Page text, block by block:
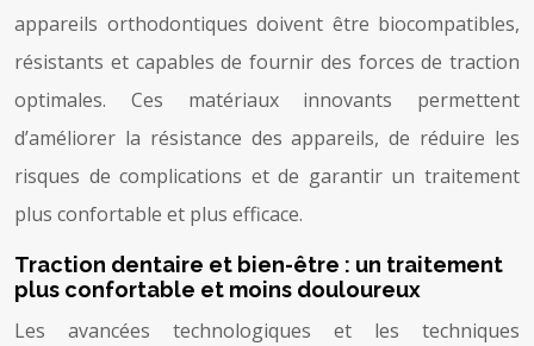
appareils orthodontiques doivent être biocompatibles,
résistants et capables de fournir des forces de traction
optimales. Ces matériaux innovants permettent
d’améliorer la résistance des appareils, de réduire les
risques de complications et de garantir un traitement
plus confortable et plus efficace.
Traction dentaire et bien-être : un traitement
plus confortable et moins douloureux
Les avancées technologiques et les techniques